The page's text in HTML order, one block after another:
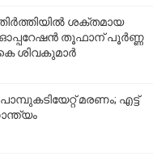
ശക്തമായ
തൂഫാന് പൂർണ്ണ
ശിവകുമാർ
മരണം; എട്ട്